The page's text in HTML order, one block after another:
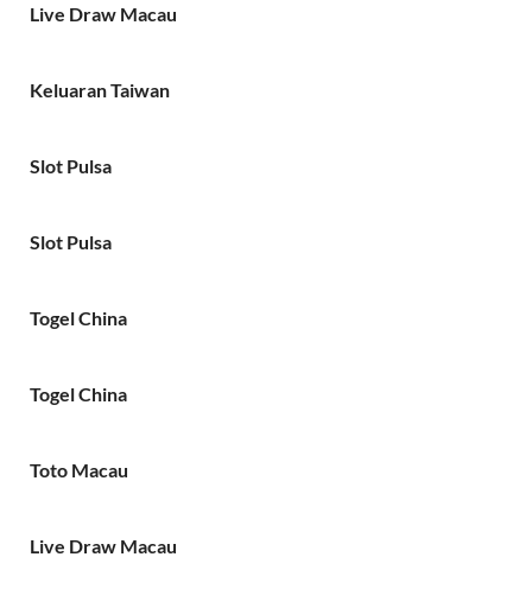
Live Draw Macau
Keluaran Taiwan
Slot Pulsa
Slot Pulsa
Togel China
Togel China
Toto Macau
Live Draw Macau